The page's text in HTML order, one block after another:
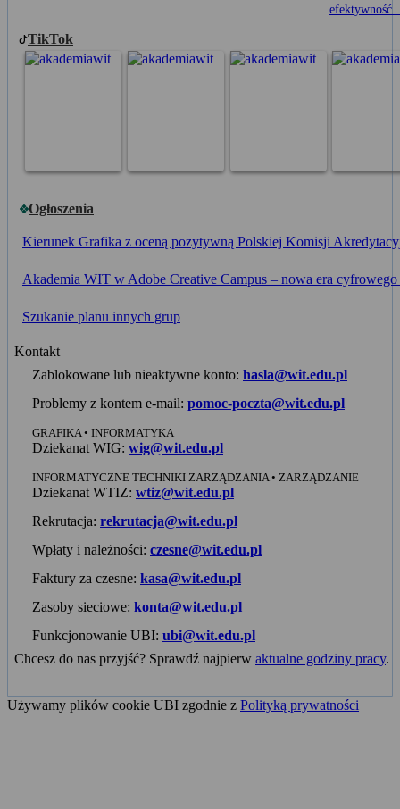
TikTok
Ogłoszenia
Kierunek Grafika z oceną pozytywną Polskiej Komisji
Akademia WIT w Adobe Creative Campus – nowa era cyfrowego
Szukanie planu innych grup
Kontakt
Zablokowane lub nieaktywne konto: hasla@wit.edu.pl
Problemy z kontem e-mail: pomoc-poczta@wit.edu.pl
GRAFIKA • INFORMATYKA
Dziekanat WIG: wig@wit.edu.pl
INFORMATYCZNE TECHNIKI ZARZĄDZANIA • ZARZĄDZANIE
Dziekanat WTIZ: wtiz@wit.edu.pl
Rekrutacja: rekrutacja@wit.edu.pl
Wpłaty i należności: czesne@wit.edu.pl
Faktury za czesne: kasa@wit.edu.pl
Zasoby sieciowe: konta@wit.edu.pl
Funkcjonowanie UBI: ubi@wit.edu.pl
Chcesz do nas przyjść? Sprawdź najpierw aktualne godziny pracy.
Używamy plików cookie UBI zgodnie z Polityką prywatności